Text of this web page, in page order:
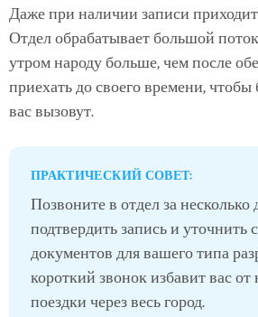
Даже при наличии записи
Отдел обрабатывает большой
утром народу больше, чем после
приехать до своего времени,
вас вызовут.
ПРАКТИЧЕСКИЙ СОВЕТ:
Позвоните в отдел за
подтвердить запись и уточнить
документов для вашего типа
короткий звонок избавит вас
поездки через весь город.